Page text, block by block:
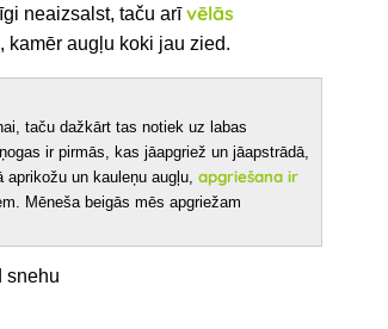
neaizsalst, taču arīvēlās
kamēr augļu koki jau zied.
taču dažkārt tas notiek uz labas
ir pirmās, kas jāapgriež un jāapstrādā,
aprikožu un kauleņu augļu, apgriešana ir
Mēneša beigās mēs apgriežam